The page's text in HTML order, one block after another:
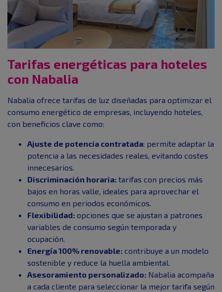
Tarifas energéticas para hoteles
con Nabalia
Nabalia ofrece tarifas de luz diseñadas para optimizar el
consumo energético de empresas, incluyendo hoteles,
con beneficios clave como:
Ajuste de potencia contratada: permite adaptar la
potencia a las necesidades reales, evitando costes
innecesarios.
Discriminación horaria: tarifas con precios más
bajos en horas valle, ideales para aprovechar el
consumo en periodos económicos.
Flexibilidad: opciones que se ajustan a patrones
variables de consumo según temporada y
ocupación.
Energía 100% renovable: contribuye a un modelo
sostenible y reduce la huella ambiental.
Asesoramiento personalizado: Nabalia acompaña
a cada cliente para seleccionar la mejor tarifa según